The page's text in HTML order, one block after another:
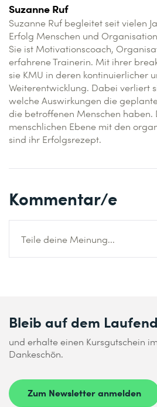
Suzanne Ruf
Suzanne Ruf begleitet seit vielen
Erfolg Menschen und
Sie ist Motivationscoach,
erfahrene Trainerin. Mit ihrer
sie KMU in deren kontinuierlicher
Weiterentwicklung. Dabei verliert
welche Auswirkungen die
die betroffenen Menschen haben.
menschlichen Ebene mit den
sind ihr Erfolgsrezept.
Kommentar/e
Teile deine Meinung...
Bleib auf dem
und erhalte einen Kursgutschein
Dankeschön.
Zum Newsletter anmelden